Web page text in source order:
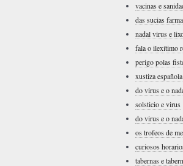
vacinas e
das sucias
nadal virus e
fala o ilexítimo
perigo polas
xustiza
do virus e o
solsticio e virus
do virus e o
os trofeos de
curiosos
tabernas e